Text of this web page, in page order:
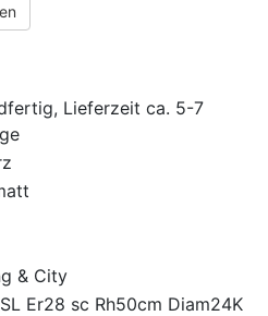
Lieferzeit ca. 5-7
& City
Er28 sc Rh50cm Diam24K